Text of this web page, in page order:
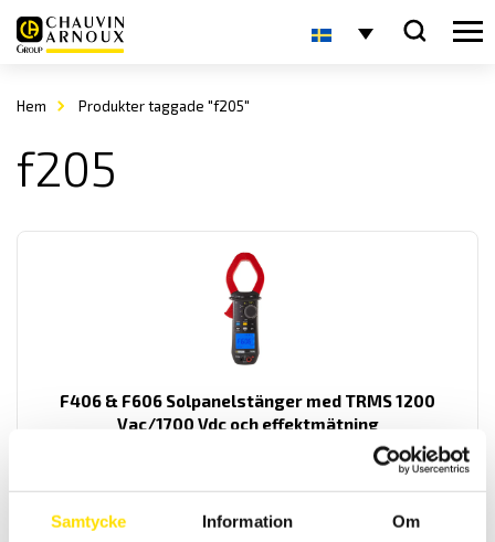
Samtycke Information Om
Hem Produkter taggade "f205"
f205
F406 & F606 Solpanelstänger med TRMS 1200
Vac/1700 Vdc och effektmätning
Multifunktionstänger för TRMS lik- och växelström med extra
funktioner som spänningsmätning upp till 1200 Vac och 1700 vdc.
Samt med kontinuitets- och startströmsmätning och effektmätning.